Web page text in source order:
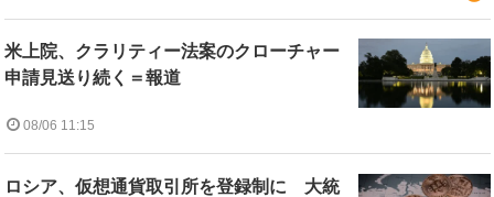
米上院、クラリティー法案のクローチャー
申請見送り続く＝報道
08/06 11:15
ロシア、仮想通貨取引所を登録制に 大統